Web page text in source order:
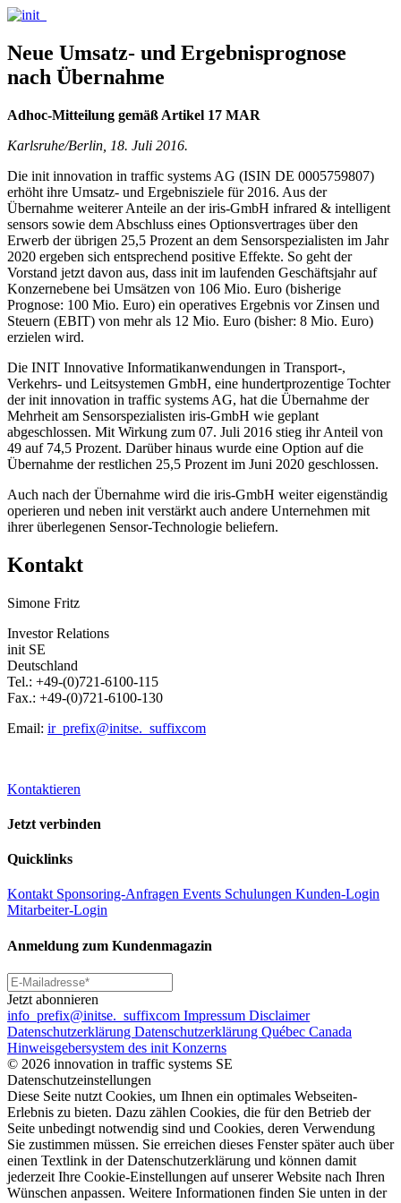
Neue Umsatz- und Ergebnisprognose
nach Übernahme
Adhoc-Mitteilung gemäß Artikel 17 MAR
Karlsruhe/Berlin, 18. Juli 2016.
Die init innovation in traffic systems AG (ISIN DE 0005759807)
erhöht ihre Umsatz- und Ergebnisziele für 2016. Aus der
Übernahme weiterer Anteile an der iris-GmbH infrared & intelligent
sensors sowie dem Abschluss eines Optionsvertrages über den
Erwerb der übrigen 25,5 Prozent an dem Sensorspezialisten im Jahr
2020 ergeben sich entsprechend positive Effekte. So geht der
Vorstand jetzt davon aus, dass init im laufenden Geschäftsjahr auf
Konzernebene bei Umsätzen von 106 Mio. Euro (bisherige
Prognose: 100 Mio. Euro) ein operatives Ergebnis vor Zinsen und
Steuern (EBIT) von mehr als 12 Mio. Euro (bisher: 8 Mio. Euro)
erzielen wird.
Die INIT Innovative Informatikanwendungen in Transport-,
Verkehrs- und Leitsystemen GmbH, eine hundertprozentige Tochter
der init innovation in traffic systems AG, hat die Übernahme der
Mehrheit am Sensorspezialisten iris-GmbH wie geplant
abgeschlossen. Mit Wirkung zum 07. Juli 2016 stieg ihr Anteil von
49 auf 74,5 Prozent. Darüber hinaus wurde eine Option auf die
Übernahme der restlichen 25,5 Prozent im Juni 2020 geschlossen.
Auch nach der Übernahme wird die iris-GmbH weiter eigenständig
operieren und neben init verstärkt auch andere Unternehmen mit
ihrer überlegenen Sensor-Technologie beliefern.
Kontakt
Simone Fritz
Investor Relations
init SE
Deutschland
Tel.: +49-(0)721-6100-115
Fax.: +49-(0)721-6100-130
Email: ir_prefix@initse. _suffixcom
Kontaktieren
Jetzt verbinden
Quicklinks
Kontakt Sponsoring-Anfragen Events Schulungen Kunden-Login
Mitarbeiter-Login
Anmeldung zum Kundenmagazin
Jetzt abonnieren
info _prefix@initse. _suffixcom Impressum Disclaimer
Datenschutzerklärung Datenschutzerklärung Québec Canada
Hinweisgebersystem des init Konzerns
© 2026 innovation in traffic systems SE
Datenschutzeinstellungen
Diese Seite nutzt Cookies, um Ihnen ein optimales Webseiten-
Erlebnis zu bieten. Dazu zählen Cookies, die für den Betrieb der
Seite unbedingt notwendig sind und Cookies, deren Verwendung
Sie zustimmen müssen. Sie erreichen dieses Fenster später auch über
einen Textlink in der Datenschutzerklärung und können damit
jederzeit Ihre Cookie-Einstellungen auf unserer Website nach Ihren
Wünschen anpassen. Weitere Informationen finden Sie unten in der